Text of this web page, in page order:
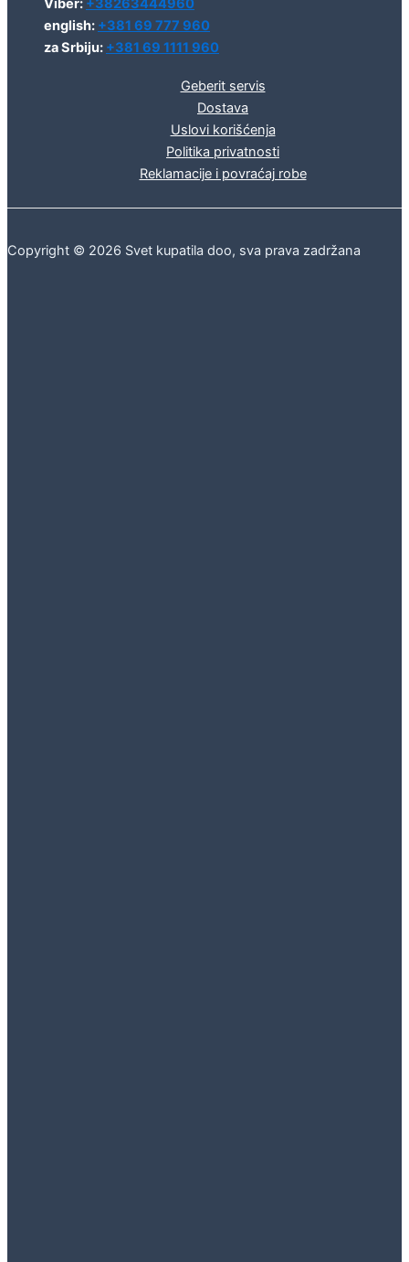
Viber: +38263444960
english: +381 69 777 960
za Srbiju: +381 69 1111 960
Geberit servis
Dostava
Uslovi korišćenja
Politika privatnosti
Reklamacije i povraćaj robe
Copyright © 2026 Svet kupatila doo, sva prava zadržana